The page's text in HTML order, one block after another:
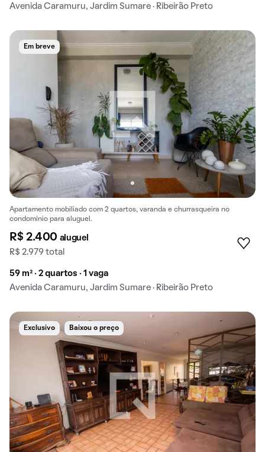
Avenida Caramuru, Jardim Sumare · Ribeirão Preto
Em breve
Apartamento mobiliado com 2 quartos, varanda e churrasqueira no
condomínio para aluguel.
R$ 2.400 aluguel
R$ 2.979 total
59 m² · 2 quartos · 1 vaga
Avenida Caramuru, Jardim Sumare · Ribeirão Preto
Exclusivo Baixou o preço